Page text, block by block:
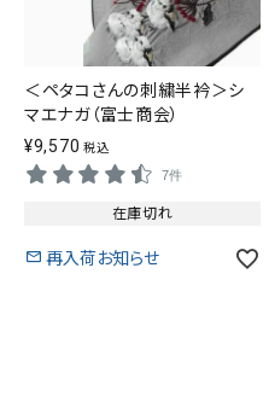
＜ペタコさんの刺繍半衿＞シ
マエナガ（富士商会）
¥9,570 税込
7件
在庫切れ
再入荷お知らせ